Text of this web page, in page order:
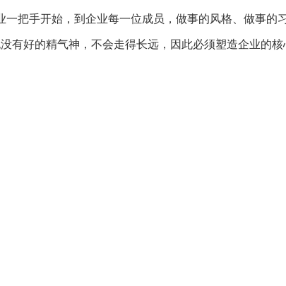
把手开始，到企业每一位成员，做事的风格、做事的
好的精气神，不会走得长远，因此必须塑造企业的核